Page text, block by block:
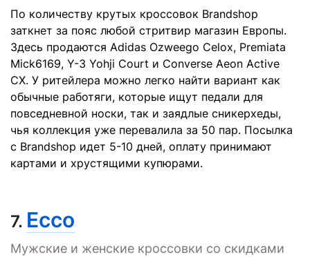
По количеству крутых кроссовок Brandshop
заткнет за пояс любой стритвир магазин Европы.
Здесь продаются Adidas Ozweego Celox, Premiata
Mick6169, Y-3 Yohji Court и Converse Aeon Active
CX. У ритейлера можно легко найти вариант как
обычные работяги, которые ищут педали для
повседневной носки, так и заядлые сникерхеды,
чья коллекция уже перевалила за 50 пар. Посылка
с Brandshop идет 5-10 дней, оплату принимают
картами и хрустящими купюрами.
7. Ecco
Мужские и женские кроссовки со скидками